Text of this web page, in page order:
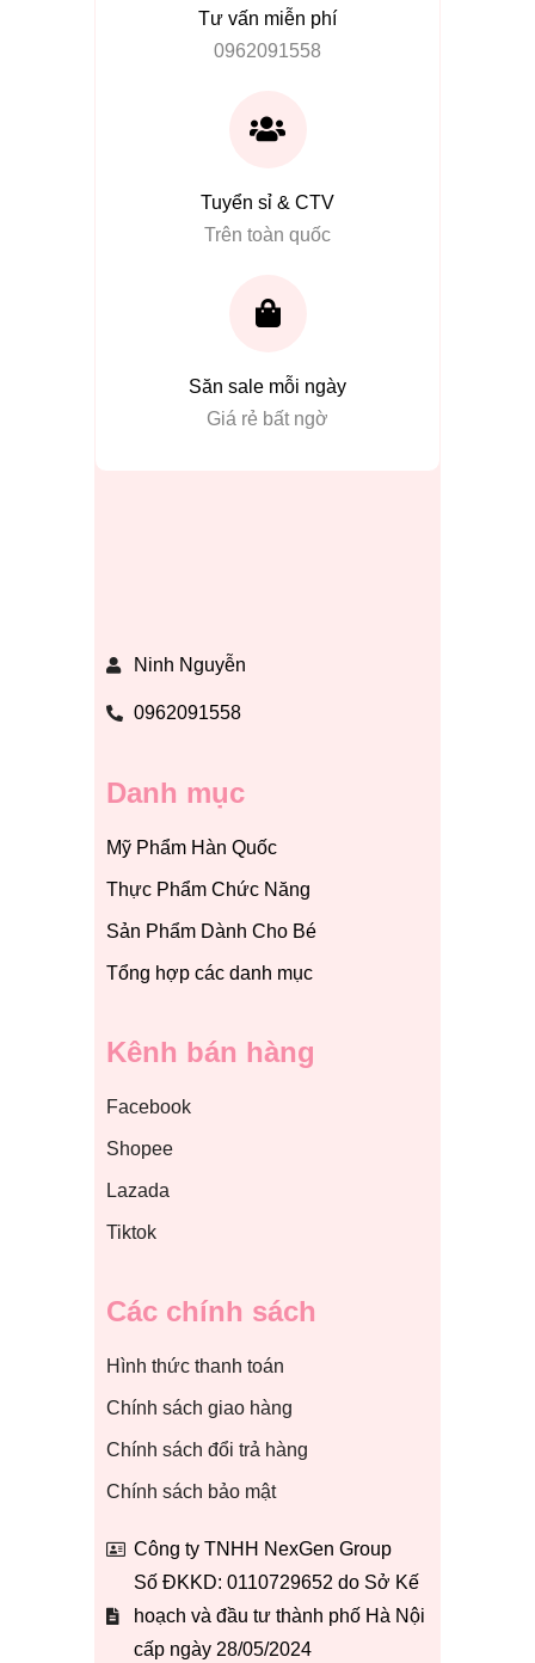
Tư vấn miễn phí
0962091558
Tuyển sỉ & CTV
Trên toàn quốc
Săn sale mỗi ngày
Giá rẻ bất ngờ
Ninh Nguyễn
0962091558
Danh mục
Mỹ Phẩm Hàn Quốc
Thực Phẩm Chức Năng
Sản Phẩm Dành Cho Bé
Tổng hợp các danh mục
Kênh bán hàng
Facebook
Shopee
Lazada
Tiktok
Các chính sách
Hình thức thanh toán
Chính sách giao hàng
Chính sách đổi trả hàng
Chính sách bảo mật
Công ty TNHH NexGen Group
Số ĐKKD: 0110729652 do Sở Kế
hoạch và đầu tư thành phố Hà Nội
cấp ngày 28/05/2024